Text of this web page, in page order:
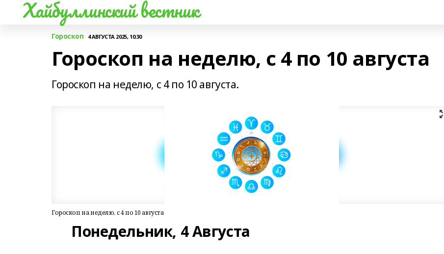
Хайбуллинский вестник
Гороскоп 4 АВГУСТА 2025, 10:30
Гороскоп на неделю, с 4 по 10 августа
Гороскоп на неделю, с 4 по 10 августа.
Гороскоп на неделю, с 4 по 10 августа
Понедельник, 4 Августа